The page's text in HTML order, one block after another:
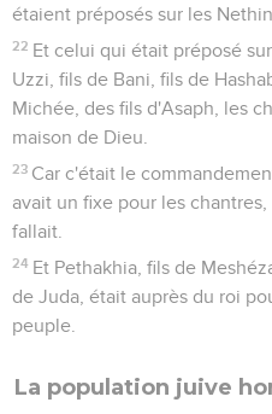
étaient préposés sur les
22 Et celui qui était préposé
Uzzi, fils de Bani, fils de
Michée, des fils d'Asaph, les
maison de Dieu.
23 Car c'était le
avait un fixe pour les
fallait.
24 Et Pethakhia, fils de
de Juda, était auprès du roi
peuple.
La population juive